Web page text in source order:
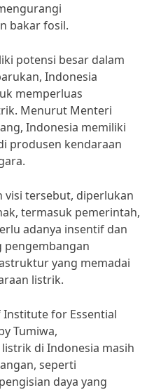
bakar fosil.
potensi besar dalam
Indonesia
memperluas
Menurut Menteri
Indonesia memiliki
produsen kendaraan
tersebut, diperlukan
termasuk pemerintah,
adanya insentif dan
pengembangan
yang memadai
listrik.
for Essential
Tumiwa,
di Indonesia masih
seperti
daya yang